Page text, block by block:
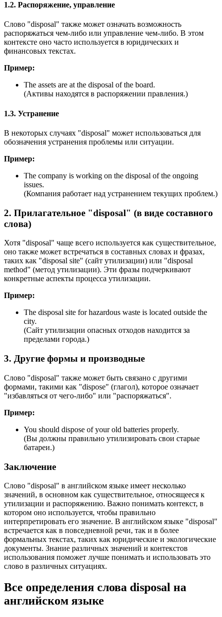
1.2. Распоряжение, управление
Слово "disposal" также может означать возможность
распоряжаться чем-либо или управление чем-либо. В этом
контексте оно часто используется в юридических и
финансовых текстах.
Пример:
The assets are at the disposal of the board.
(Активы находятся в распоряжении правления.)
1.3. Устранение
В некоторых случаях "disposal" может использоваться для
обозначения устранения проблемы или ситуации.
Пример:
The company is working on the disposal of the ongoing
issues.
(Компания работает над устранением текущих проблем.)
2. Прилагательное "disposal" (в виде составного
слова)
Хотя "disposal" чаще всего используется как существительное,
оно также может встречаться в составных словах и фразах,
таких как "disposal site" (сайт утилизации) или "disposal
method" (метод утилизации). Эти фразы подчеркивают
конкретные аспекты процесса утилизации.
Пример:
The disposal site for hazardous waste is located outside the
city.
(Сайт утилизации опасных отходов находится за
пределами города.)
3. Другие формы и производные
Слово "disposal" также может быть связано с другими
формами, такими как "dispose" (глагол), которое означает
"избавляться от чего-либо" или "распоряжаться".
Пример:
You should dispose of your old batteries properly.
(Вы должны правильно утилизировать свои старые
батареи.)
Заключение
Слово "disposal" в английском языке имеет несколько
значений, в основном как существительное, относящееся к
утилизации и распоряжению. Важно понимать контекст, в
котором оно используется, чтобы правильно
интерпретировать его значение. В английском языке "disposal"
встречается как в повседневной речи, так и в более
формальных текстах, таких как юридические и экологические
документы. Знание различных значений и контекстов
использования поможет лучше понимать и использовать это
слово в различных ситуациях.
Все определения слова disposal на
английском языке